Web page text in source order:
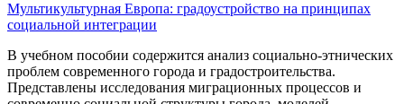
Мультикультурная Европа: градоустройство на принципах
социальной интеграции
В учебном пособии содержится анализ социально-этнических
проблем современного города и градостроительства.
Представлены исследования миграционных процессов и